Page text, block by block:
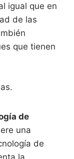
igual que en
de las
que tienen
de
una
de
la